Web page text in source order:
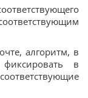
алгоритм, в
в